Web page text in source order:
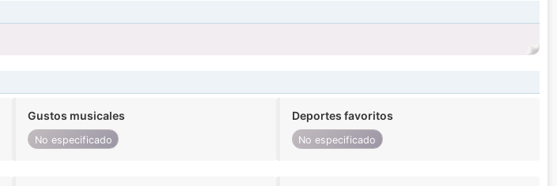
Gustos musicales
No especificado
Deportes favoritos
No especificado